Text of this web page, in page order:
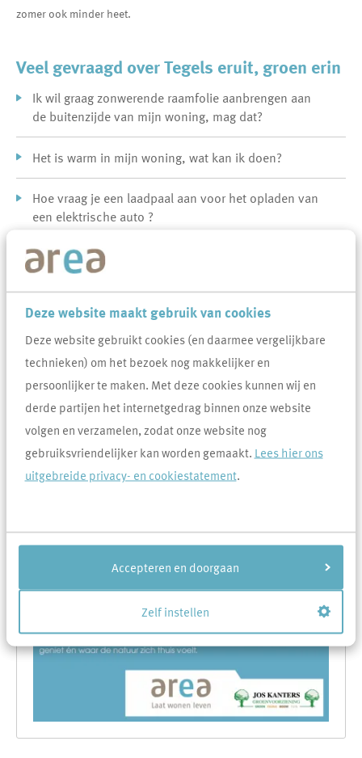
Deze website maakt gebruik van cookies
Deze website gebruikt cookies (en daarmee vergelijkbare
technieken) om het bezoek nog makkelijker en
persoonlijker te maken. Met deze cookies kunnen wij en
derde partijen het internetgedrag binnen onze website
volgen en verzamelen, zodat onze website nog
gebruiksvriendelijker kan worden gemaakt. Lees hier ons
uitgebreide privacy- en cookiestatement.
Accepteren en doorgaan
Zelf instellen
zomer ook minder heet.
Veel gevraagd over Tegels eruit, groen erin
Ik wil graag zonwerende raamfolie aanbrengen aan
de buitenzijde van mijn woning, mag dat?
Het is warm in mijn woning, wat kan ik doen?
Hoe vraag je een laadpaal aan voor het opladen van
een elektrische auto ?
Flyers